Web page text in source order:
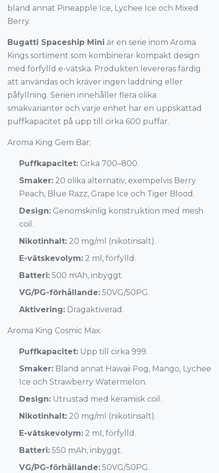
bland annat Pineapple Ice, Lychee Ice och Mixed
Berry.
Bugatti Spaceship Mini är en serie inom Aroma
Kings sortiment som kombinerar kompakt design
med förfylld e-vätska. Produkten levereras färdig
att användas och kräver ingen laddning eller
påfyllning. Serien innehåller flera olika
smakvarianter och varje enhet har en uppskattad
puffkapacitet på upp till cirka 600 puffar.
Aroma King Gem Bar:
Puffkapacitet: Cirka 700–800.
Smaker: 20 olika alternativ, exempelvis Berry
Peach, Blue Razz, Grape Ice och Tiger Blood.
Design: Genomskinlig konstruktion med mesh
coil.
Nikotinhalt: 20 mg/ml (nikotinsalt).
E-vätskevolym: 2 ml, förfylld.
Batteri: 500 mAh, inbyggt.
VG/PG-förhållande: 50VG/50PG.
Aktivering: Dragaktiverad.
Aroma King Cosmic Max:
Puffkapacitet: Upp till cirka 999.
Smaker: Bland annat Hawaii Pog, Mango, Lychee
Ice och Strawberry Watermelon.
Design: Utrustad med keramisk coil.
Nikotinhalt: 20 mg/ml (nikotinsalt).
E-vätskevolym: 2 ml, förfylld.
Batteri: 550 mAh, inbyggt.
VG/PG-förhållande: 50VG/50PG.